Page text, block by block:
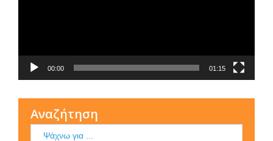
00:00 01:15
Αναζήτηση